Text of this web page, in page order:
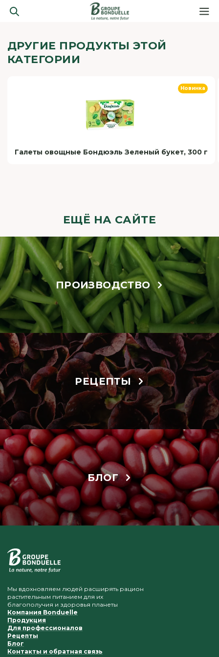
ДРУГИЕ ПРОДУКТЫ ЭТОЙ
КАТЕГОРИИ
Новинка
Галеты овощные Бондюэль Зеленый букет, 300 г
ЕЩЁ НА САЙТЕ
ПРОИЗВОДСТВО
РЕЦЕПТЫ
БЛОГ
Мы вдохновляем людей расширять рацион
растительным питанием для их
благополучия и здоровья планеты
Компания Bonduelle
Продукция
Для профессионалов
Рецепты
Блог
Контакты и обратная связь